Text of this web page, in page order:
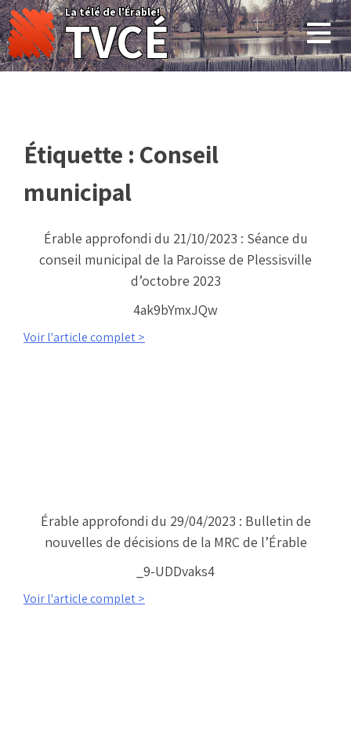
Skip
to
content
La télé de l'Érable!
TVCÉ
Étiquette : Conseil
municipal
Érable approfondi du 21/10/2023 : Séance du
conseil municipal de la Paroisse de Plessisville
d’octobre 2023
4ak9bYmxJQw
Voir l'article complet >
Érable approfondi du 29/04/2023 : Bulletin de
nouvelles de décisions de la MRC de l’Érable
_9-UDDvaks4
Voir l'article complet >